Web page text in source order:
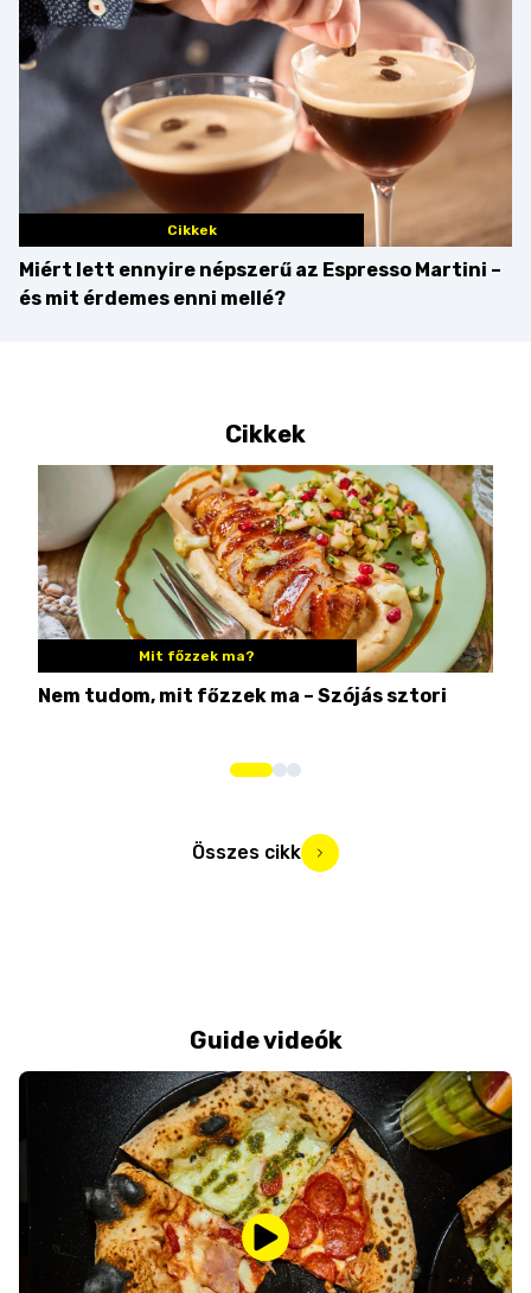
Cikkek
Miért lett ennyire népszerű az Espresso Martini –
és mit érdemes enni mellé?
Cikkek
Mit főzzek ma?
Nem tudom, mit főzzek ma – Szójás sztori
Összes cikk
Guide videók